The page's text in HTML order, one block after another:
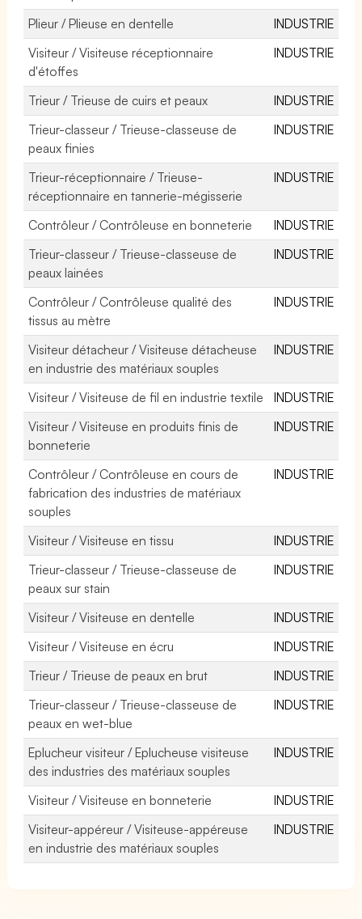
Plieur / Plieuse en dentelle
INDUSTRIE
Visiteur / Visiteuse réceptionnaire
d'étoffes
INDUSTRIE
Trieur / Trieuse de cuirs et peaux
INDUSTRIE
Trieur-classeur / Trieuse-classeuse de
peaux finies
INDUSTRIE
Trieur-réceptionnaire / Trieuse-
réceptionnaire en tannerie-mégisserie
INDUSTRIE
Contrôleur / Contrôleuse en bonneterie
INDUSTRIE
Trieur-classeur / Trieuse-classeuse de
peaux lainées
INDUSTRIE
Contrôleur / Contrôleuse qualité des
tissus au mètre
INDUSTRIE
Visiteur détacheur / Visiteuse détacheuse
en industrie des matériaux souples
INDUSTRIE
Visiteur / Visiteuse de fil en industrie textile
INDUSTRIE
Visiteur / Visiteuse en produits finis de
bonneterie
INDUSTRIE
Contrôleur / Contrôleuse en cours de
fabrication des industries de matériaux
souples
INDUSTRIE
Visiteur / Visiteuse en tissu
INDUSTRIE
Trieur-classeur / Trieuse-classeuse de
peaux sur stain
INDUSTRIE
Visiteur / Visiteuse en dentelle
INDUSTRIE
Visiteur / Visiteuse en écru
INDUSTRIE
Trieur / Trieuse de peaux en brut
INDUSTRIE
Trieur-classeur / Trieuse-classeuse de
peaux en wet-blue
INDUSTRIE
Eplucheur visiteur / Eplucheuse visiteuse
des industries des matériaux souples
INDUSTRIE
Visiteur / Visiteuse en bonneterie
INDUSTRIE
Visiteur-appéreur / Visiteuse-appéreuse
en industrie des matériaux souples
INDUSTRIE